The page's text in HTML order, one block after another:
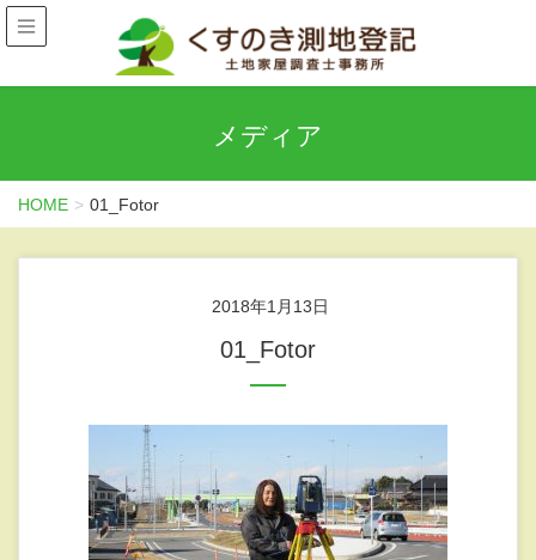
メディア
HOME 01_Fotor
2018年1月13日
01_Fotor